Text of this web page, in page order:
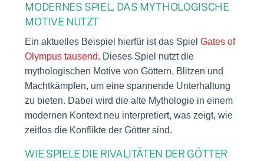
MODERNES SPIEL, DAS MYTHOLOGISCHE
MOTIVE NUTZT
Ein aktuelles Beispiel hierfür ist das SpielGates of
Olympus tausend. Dieses Spiel nutzt die
mythologischen Motive von Göttern, Blitzen und
Machtkämpfen, um eine spannende Unterhaltung
zu bieten. Dabei wird die alte Mythologie in einem
modernen Kontext neu interpretiert, was zeigt, wie
zeitlos die Konflikte der Götter sind.
WIE SPIELE DIE RIVALITÄTEN DER GÖTTER